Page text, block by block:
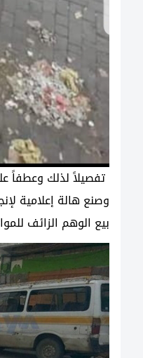
تفصيلاً لذلك وعطفاً
وصنع هالة إعلامية
بيع الوهم الزائف